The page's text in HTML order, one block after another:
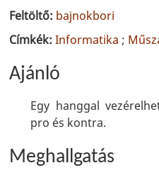
Feltöltő: bajnokbori
Címkék:Informatika ;
Ajánló
Egy hanggal
pro és kontra.
Meghallgatás